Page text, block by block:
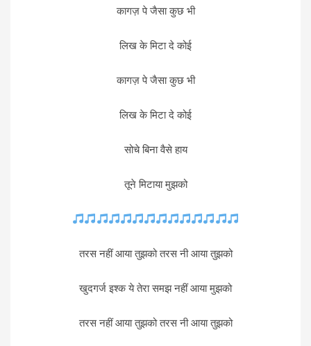
कागज़ पे जैसा कुछ भी
लिख के मिटा दे कोई
कागज़ पे जैसा कुछ भी
लिख के मिटा दे कोई
सोचे बिना वैसे हाय
तूने मिटाया मुझको
तरस नहीं आया तुझको तरस नी आया तुझको
खुदगर्ज इश्क ये तेरा समझ नहीं आया मुझको
तरस नहीं आया तुझको तरस नी आया तुझको